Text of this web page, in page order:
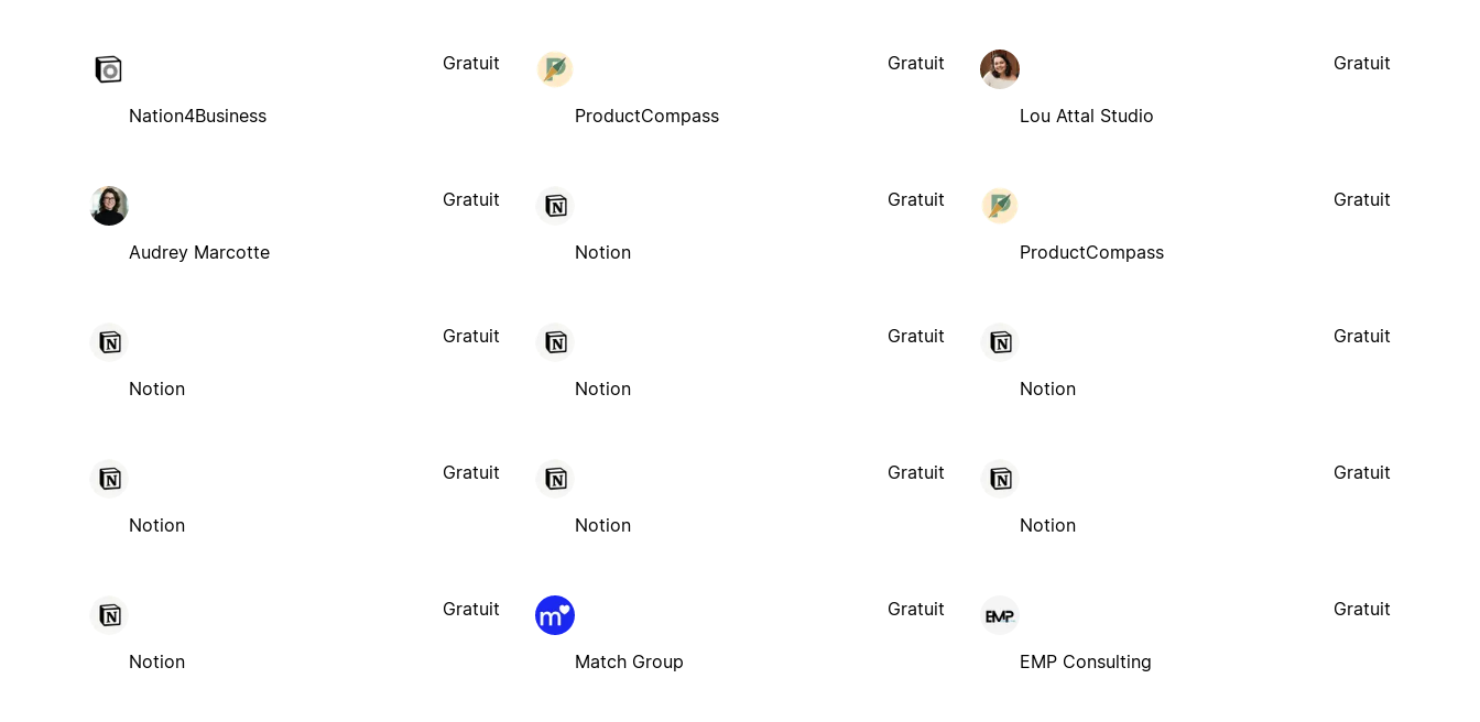
Nation4Business
Gratuit
ProductCompass
Gratuit
Lou Attal Studio
Gratuit
Audrey Marcotte
Gratuit
Notion
Gratuit
ProductCompass
Gratuit
Notion
Gratuit
Notion
Gratuit
Notion
Gratuit
Notion
Gratuit
Notion
Gratuit
Notion
Gratuit
Notion
Gratuit
Match Group
Gratuit
EMP Consulting
Gratuit